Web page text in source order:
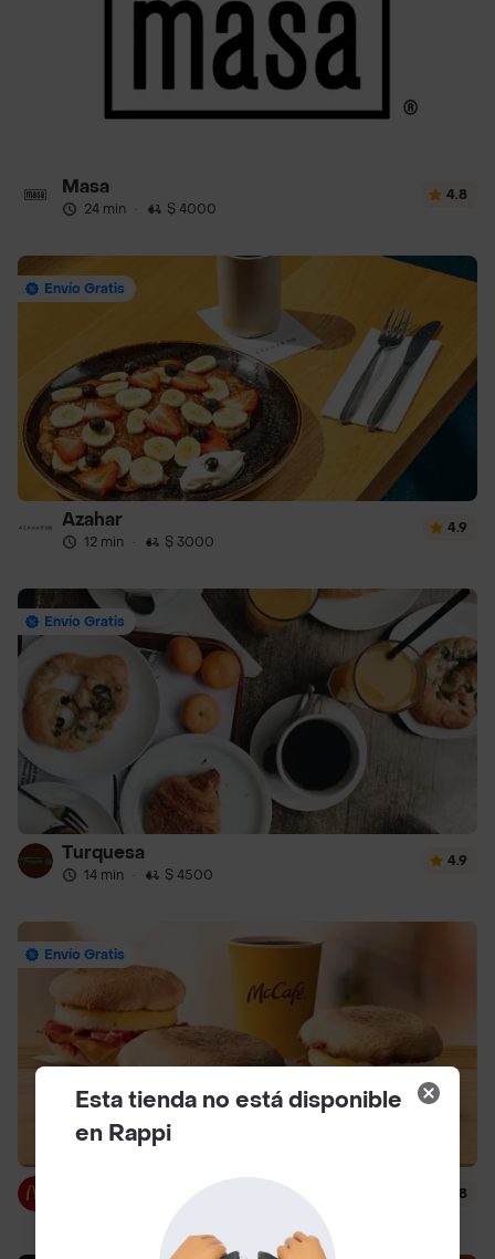
Masa
24 min · $ 4000
4.8
Envío Gratis
Azahar
12 min · $ 3000
4.9
Envío Gratis
Turquesa
14 min · $ 4500
4.9
Envío Gratis
$ 3000
4.8
Esta tienda no está disponible
en Rappi